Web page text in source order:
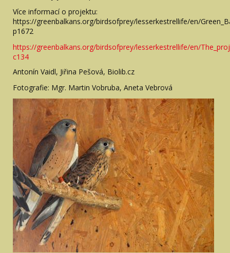
Více informací o projektu:
https://greenbalkans.org/birdsofprey/lesserkestrellife/en/
p1672
https://greenbalkans.org/birdsofprey/lesserkestrellife/en/
c134
Antonín Vaidl, Jiřina Pešová, Biolib.cz
Fotografie: Mgr. Martin Vobruba, Aneta Vebrová